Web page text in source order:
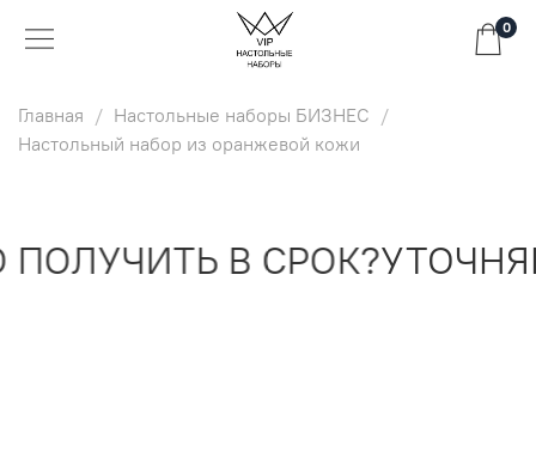
0
Главная
Настольные наборы БИЗНЕС
Настольный набор из оранжевой кожи
В СРОК?